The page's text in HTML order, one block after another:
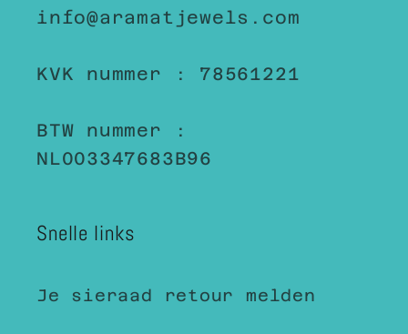
info@aramatjewels.com
KVK nummer : 78561221
BTW nummer :
NL003347683B96
Snelle links
Je sieraad retour melden